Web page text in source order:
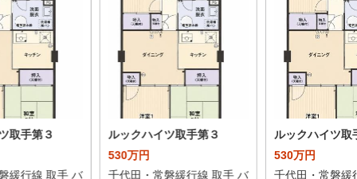
取手第３
緩行線 取手 バ
ルックハイツ取手第３
530万円
千代田・常磐緩行線 取手 バ
ルックハイツ取
530万円
千代田・常磐緩